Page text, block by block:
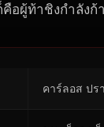
อผู้ท้าชิงกำลัง
คาร์ลอส ปร